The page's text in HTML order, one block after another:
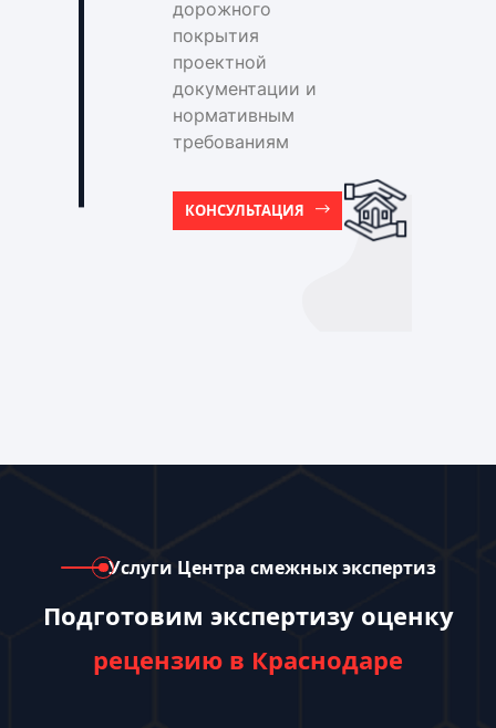
дорожного
покрытия
проектной
документации и
нормативным
требованиям
КОНСУЛЬТАЦИЯ
Услуги Центра смежных экспертиз
Подготовим экспертизу оценку
рецензию в Краснодаре